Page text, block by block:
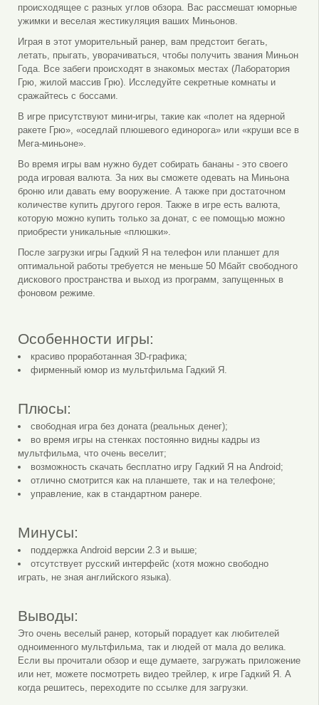
происходящее с разных углов обзора. Вас рассмешат юморные
ужимки и веселая жестикуляция ваших Миньонов.
Играя в этот уморительный ранер, вам предстоит бегать,
летать, прыгать, уворачиваться, чтобы получить звания Миньон
Года. Все забеги происходят в знакомых местах (Лаборатория
Грю, жилой массив Грю). Исследуйте секретные комнаты и
сражайтесь с боссами.
В игре присутствуют мини-игры, такие как «полет на ядерной
ракете Грю», «оседлай плюшевого единорога» или «круши все в
Мега-миньоне».
Во время игры вам нужно будет собирать бананы - это своего
рода игровая валюта. За них вы сможете одевать на Миньона
броню или давать ему вооружение. А также при достаточном
количестве купить другого героя. Также в игре есть валюта,
которую можно купить только за донат, с ее помощью можно
приобрести уникальные «плюшки».
После загрузки игры Гадкий Я на телефон или планшет для
оптимальной работы требуется не меньше 50 Мбайт свободного
дискового пространства и выход из программ, запущенных в
фоновом режиме.
Особенности игры:
красиво проработанная 3D-графика;
фирменный юмор из мультфильма Гадкий Я.
Плюсы:
свободная игра без доната (реальных денег);
во время игры на стенках постоянно видны кадры из
мультфильма, что очень веселит;
возможность скачать бесплатно игру Гадкий Я на Android;
отлично смотрится как на планшете, так и на телефоне;
управление, как в стандартном ранере.
Минусы:
поддержка Android версии 2.3 и выше;
отсутствует русский интерфейс (хотя можно свободно
играть, не зная английского языка).
Выводы:
Это очень веселый ранер, который порадует как любителей
одноименного мультфильма, так и людей от мала до велика.
Если вы прочитали обзор и еще думаете, загружать приложение
или нет, можете посмотреть видео трейлер, к игре Гадкий Я. А
когда решитесь, переходите по ссылке для загрузки.